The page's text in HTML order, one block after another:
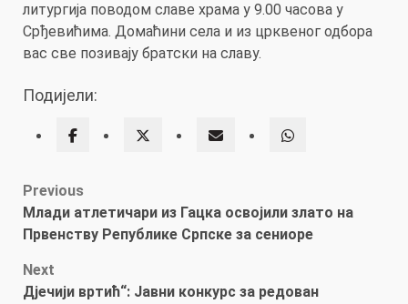
литургија поводом славе храма у 9.00 часова у
Срђевићима. Домаћини села и из црквеног одбора
вас све позивају братски на славу.
Подијели:
Post
navigation
Previous
Млади атлетичари из Гацка освојили злато на
Првенству Републике Српске за сениоре
Next
Дјечији вртић“: Јавни конкурс за редован